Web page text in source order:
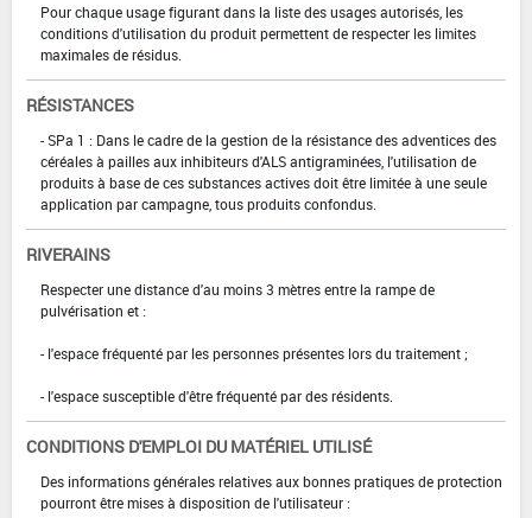
Pour chaque usage figurant dans la liste des usages autorisés, les
conditions d'utilisation du produit permettent de respecter les limites
maximales de résidus.
RÉSISTANCES
- SPa 1 : Dans le cadre de la gestion de la résistance des adventices des
céréales à pailles aux inhibiteurs d'ALS antigraminées, l'utilisation de
produits à base de ces substances actives doit être limitée à une seule
application par campagne, tous produits confondus.
RIVERAINS
Respecter une distance d'au moins 3 mètres entre la rampe de
pulvérisation et :
- l'espace fréquenté par les personnes présentes lors du traitement ;
- l'espace susceptible d'être fréquenté par des résidents.
CONDITIONS D'EMPLOI DU MATÉRIEL UTILISÉ
Des informations générales relatives aux bonnes pratiques de protection
pourront être mises à disposition de l'utilisateur :